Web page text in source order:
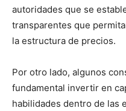
autoridades que se
transparentes que
la estructura de precios.
Por otro lado, algunos
fundamental invertir en
habilidades dentro de las